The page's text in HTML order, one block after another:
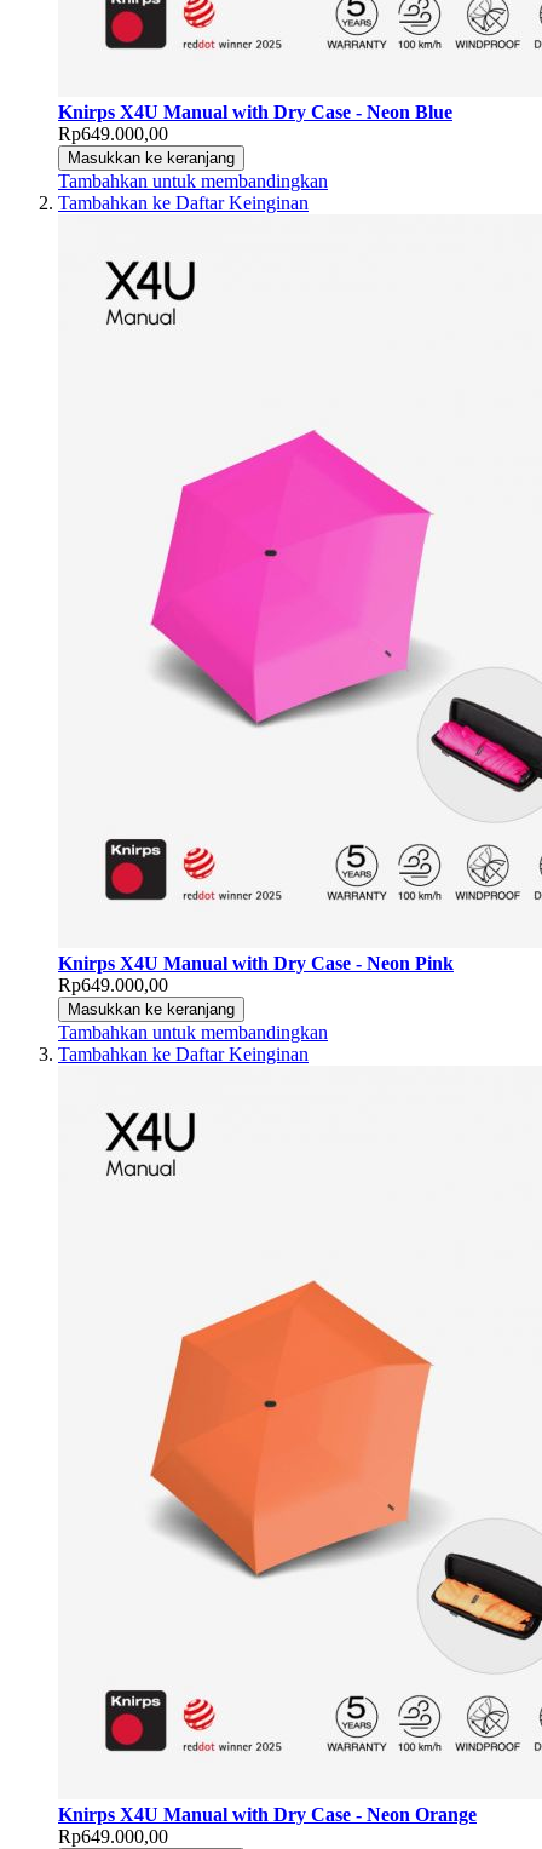
Knirps X4U Manual with Dry Case - Neon Blue
Rp649.000,00
Masukkan ke keranjang
Tambahkan untuk membandingkan
Tambahkan ke Daftar Keinginan
Knirps X4U Manual with Dry Case - Neon Pink
Rp649.000,00
Masukkan ke keranjang
Tambahkan untuk membandingkan
Tambahkan ke Daftar Keinginan
Knirps X4U Manual with Dry Case - Neon Orange
Rp649.000,00